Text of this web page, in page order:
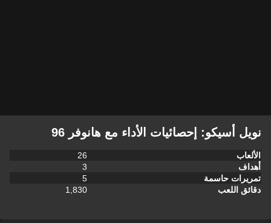
نويل أسيكو: إحصائيات الأداء مع هانوفر 96
الألعاب
26
أهداف
3
تمريرات حاسمة
5
دقائق اللعب
1,830